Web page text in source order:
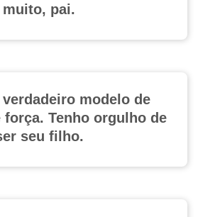
muito, pai.
verdadeiro modelo de
força. Tenho orgulho de
seu filho.